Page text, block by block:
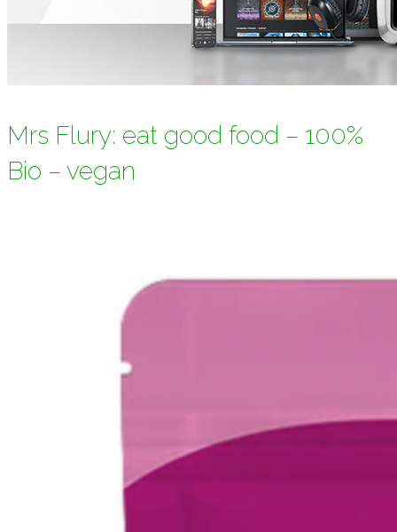
Mrs Flury: eat good food – 100%
Bio – vegan